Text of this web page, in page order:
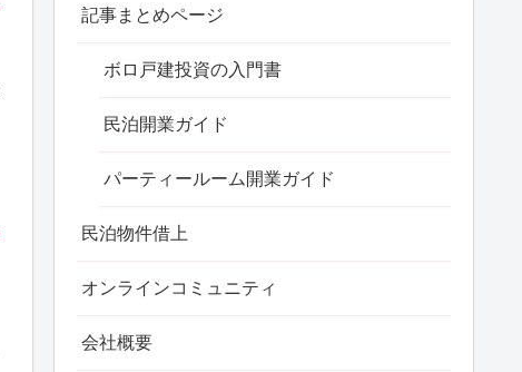
記事まとめページ
ボロ戸建投資の入門書
民泊開業ガイド
パーティールーム開業ガイド
民泊物件借上
オンラインコミュニティ
会社概要